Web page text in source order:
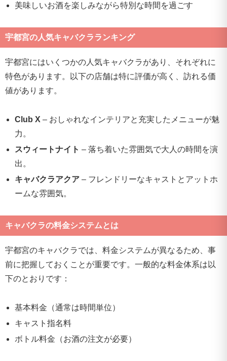
美味しいお酒を楽しみながら特別な時間を過ごす
宇都宮の人気キャバクラランキング
宇都宮にはいくつかの人気キャバクラがあり、それぞれに
特色があります。以下の店舗は特に評価が高く、訪れる価
値があります。
Club X – おしゃれなインテリアと充実したメニューが魅
力。
スウィートナイト – 落ち着いた雰囲気で大人の時間を演
出。
キャバクラアクア – フレンドリーなキャストとアットホ
ームな雰囲気。
キャバクラの料金システムとは
宇都宮のキャバクラでは、料金システムが異なるため、事
前に把握しておくことが重要です。一般的な料金体系は以
下のとおりです：
基本料金（通常は時間単位）
キャスト指名料
ボトル料金（お酒の注文が必要）